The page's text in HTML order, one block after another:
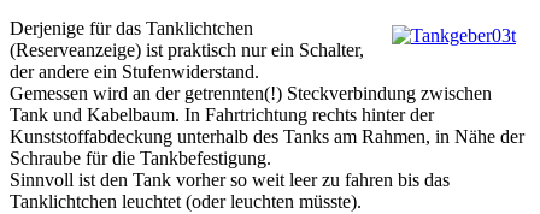
Derjenige für das Tanklichtchen
(Reserveanzeige) ist praktisch nur ein Schalter,
der andere ein Stufenwiderstand.
Gemessen wird an der getrennten(!) Steckverbindung zwischen
Tank und Kabelbaum. In Fahrtrichtung rechts hinter der
Kunststoffabdeckung unterhalb des Tanks am Rahmen, in Nähe der
Schraube für die Tankbefestigung.
Sinnvoll ist den Tank vorher so weit leer zu fahren bis das
Tanklichtchen leuchtet (oder leuchten müsste).